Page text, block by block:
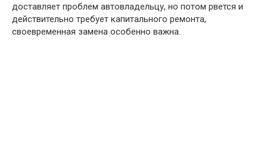
доставляет проблем автовладельцу, но потом рвется и
действительно требует капитального ремонта,
своевременная замена особенно важна.